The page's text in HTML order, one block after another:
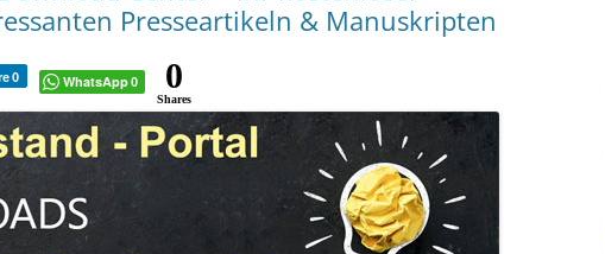
Presseartikeln & Manuskripten
0 WhatsApp0 0
Shares